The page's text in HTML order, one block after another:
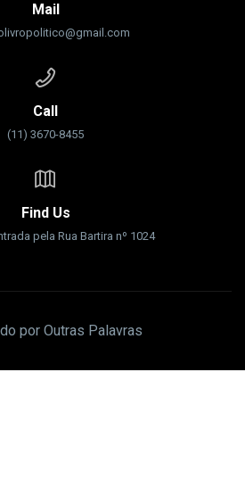
Mail
Call
(11) 3670-8455
Find Us
pela Rua Bartira nº 1024
por Outras Palavras